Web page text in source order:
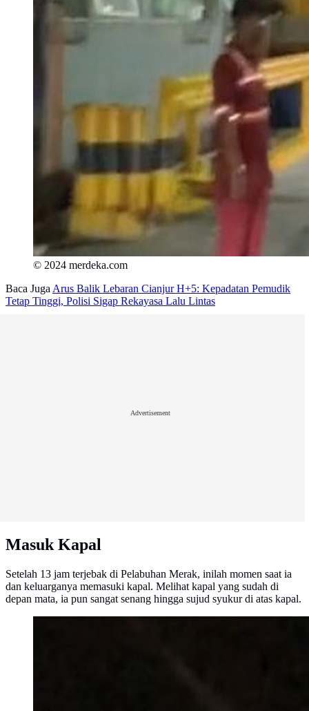
© 2024 merdeka.com
Baca Juga Arus Balik Lebaran Cianjur H+5: Kepadatan Pemudik
Tetap Tinggi, Polisi Sigap Rekayasa Lalu Lintas
Advertisement
Masuk Kapal
Setelah 13 jam terjebak di Pelabuhan Merak, inilah momen saat ia
dan keluarganya memasuki kapal. Melihat kapal yang sudah di
depan mata, ia pun sangat senang hingga sujud syukur di atas kapal.